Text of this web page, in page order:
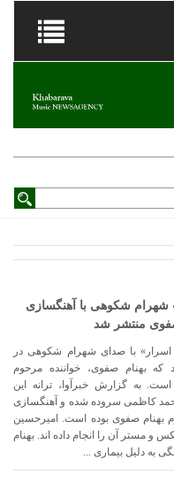
شکوهی با آهنگسازی
منتشر شد
با صدای شهرام شکوهی در
بهنام صفوی، خواننده مرحوم
به گزارش خبرآوا، ترانه این
سروده شده و آهنگسازی
صفوی بوده است. امیرحسین
آن را انجام داده اند. بهنام